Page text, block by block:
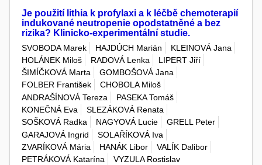
Je použití lithia k profylaxi a k léčbě chemoterapií
indukované neutropenie opodstatněné a bez
rizika? Klinicko-experimentální studie.
SVOBODA Marek HAJDÚCH Marián
KLEINOVÁ Jana
HOLÁNEK Miloš
RADOVÁ Lenka
LIPERT Jiří
ŠIMÍČKOVÁ Marta
GOMBOŠOVÁ Jana
FOLBER František
CHOBOLA Miloš
ANDRAŠÍNOVÁ Tereza
PASEKA Tomáš
KONEČNÁ Eva
SLEZÁKOVÁ Renata
SOŠKOVÁ Radka
NAGYOVÁ Lucie
GRELL Peter
GARAJOVÁ Ingrid
SOLAŘÍKOVÁ Iva
ZVARÍKOVÁ Mária
HANÁK Libor
VALÍK Dalibor
PETRÁKOVÁ Katarína
VYZULA Rostislav